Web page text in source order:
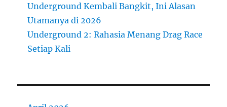
Underground Kembali Bangkit, Ini Alasan
Utamanya di 2026
Underground 2: Rahasia Menang Drag Race
Setiap Kali